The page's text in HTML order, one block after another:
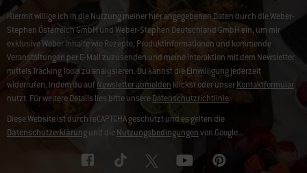
Hiermit willige ich in die Nutzung meiner hier angegebenen Daten durch die Weber-
Stephen Österreich GmbH und Weber-Stephen Deutschland GmbH ein, um mir
exklusive Weber Inhalte wie Rezepte, Produktinformationen und kommende
Veranstaltungen per E-Mail zuzusenden und meine Interaktion mit dem Newsletter
mittels Tracking Tools zu analysieren. Du kannst die Einwilligung jederzeit
widerrufen, indem du aufNewsletter abmelden klickst oder unserKontaktformular
nutzt. Für weitere Details lies bitte unsereDatenschutzrichtlinie.
Diese Website ist durch reCAPTCHA geschützt und es gelten die
Datenschutzerklärungund dieNutzungsbedingungenvon Google.